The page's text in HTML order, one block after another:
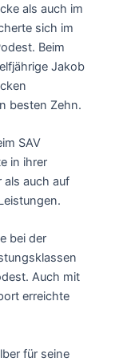
als auch im
sich im
Beim
Jakob
besten Zehn.
SAV
in ihrer
als auch auf
bei der
Auch mit
erreichte
für seine